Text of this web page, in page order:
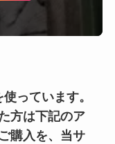
っています。
方は下記のア
購入を、当サ